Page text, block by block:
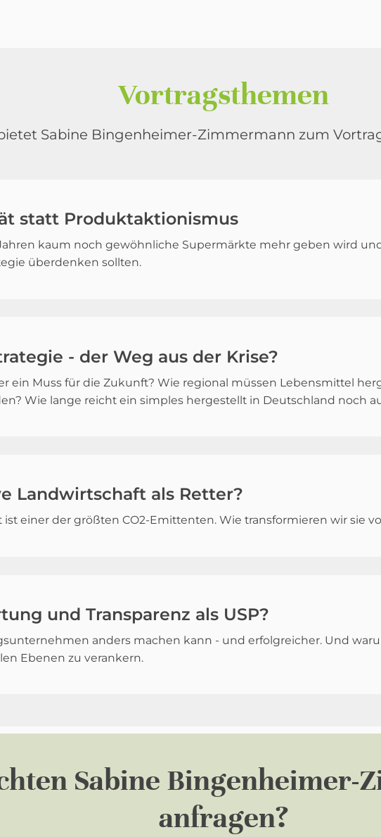
Vortragsthemen
Sabine Bingenheimer-Zimmermann zum
statt Produktaktionismus
kaum noch gewöhnliche Supermärkte mehr geben wird
überdenken sollten.
- der Weg aus der Krise?
ein Muss für die Zukunft? Wie regional müssen Lebensmittel
Wie lange reicht ein simples hergestellt in Deutschland noch
Landwirtschaft als Retter?
ist einer der größten CO2-Emittenten. Wie transformieren wir sie
und Transparenz als USP?
anders machen kann - und erfolgreicher. Und
Ebenen zu verankern.
Sabine Bingenheimer-
anfragen?